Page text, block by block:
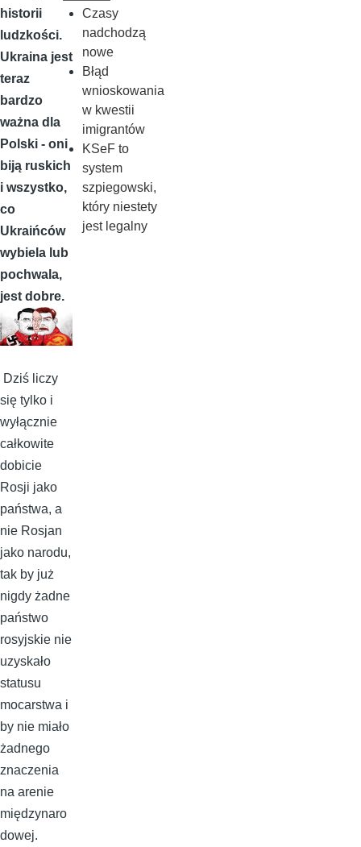
historii
ludzkości.
Ukraina jest
teraz
bardzo
ważna dla
Polski - oni
biją ruskich
i wszystko,
co
Ukraińców
wybiela lub
pochwala,
jest dobre.
Dziś liczy
się tylko i
wyłącznie
całkowite
dobicie
Rosji jako
państwa, a
nie Rosjan
jako narodu,
tak by już
nigdy żadne
państwo
rosyjskie nie
uzyskało
statusu
mocarstwa i
by nie miało
żadnego
znaczenia
na arenie
międzynaro
dowej.
Czasy
nadchodzą
nowe
Błąd
wnioskowania
w kwestii
imigrantów
KSeF to
system
szpiegowski,
który niestety
jest legalny